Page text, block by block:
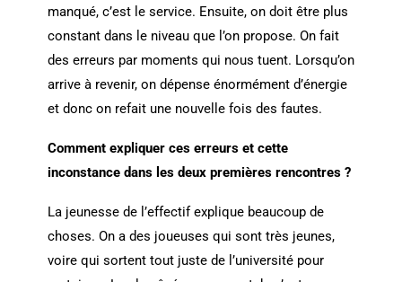
manqué, c’est le service. Ensuite, on doit être plus
constant dans le niveau que l’on propose. On fait
des erreurs par moments qui nous tuent. Lorsqu’on
arrive à revenir, on dépense énormément d’énergie
et donc on refait une nouvelle fois des fautes.
Comment expliquer ces erreurs et cette
inconstance dans les deux premières rencontres ?
La jeunesse de l’effectif explique beaucoup de
choses. On a des joueuses qui sont très jeunes,
voire qui sortent tout juste de l’université pour